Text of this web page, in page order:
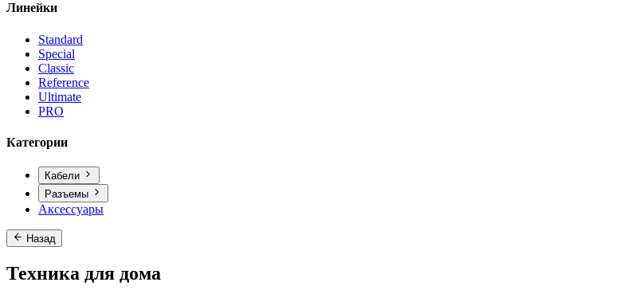
Линейки
Standard
Special
Classic
Reference
Ultimate
PRO
Категории
Кабели
Разъемы
Аксессуары
Назад
Техника для дома